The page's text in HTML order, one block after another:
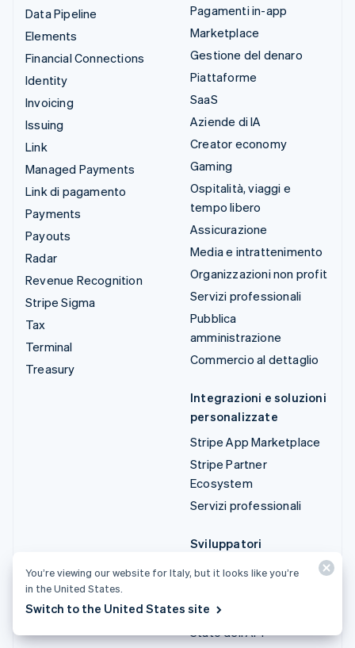
Data Pipeline
Elements
Financial Connections
Identity
Invoicing
Issuing
Link
Managed Payments
Link di pagamento
Payments
Payouts
Radar
Revenue Recognition
Stripe Sigma
Tax
Terminal
Treasury
Pagamenti in-app
Marketplace
Gestione del denaro
Piattaforme
SaaS
Aziende di IA
Creator economy
Gaming
Ospitalità, viaggi e
tempo libero
Assicurazione
Media e intrattenimento
Organizzazioni non profit
Servizi professionali
Pubblica
amministrazione
Commercio al dettaglio
Integrazioni e soluzioni
personalizzate
Stripe App Marketplace
Stripe Partner
Ecosystem
Servizi professionali
Sviluppatori
Documentazione
riferimento dell'API
Stato dell'API
You’re viewing our website for Italy, but it looks like you’re
in the United States.
Switch to the United States site